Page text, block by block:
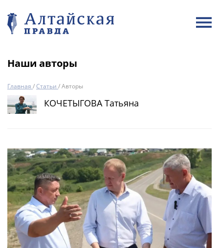
Наши авторы
Главная /Статьи /Авторы
КОЧЕТЫГОВА Татьяна